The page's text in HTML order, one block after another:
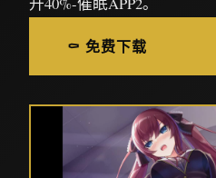
⚰️ 免费下载